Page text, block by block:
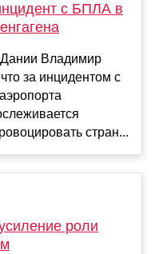
с БПЛА в
Владимир
за инцидентом с
стран...
роли